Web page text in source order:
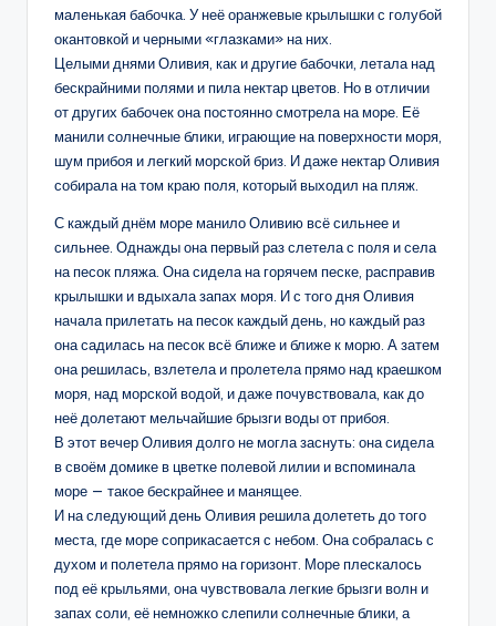
маленькая бабочка. У неё оранжевые крылышки с голубой
окантовкой и черными «глазками» на них.
Целыми днями Оливия, как и другие бабочки, летала над
бескрайними полями и пила нектар цветов. Но в отличии
от других бабочек она постоянно смотрела на море. Её
манили солнечные блики, играющие на поверхности моря,
шум прибоя и легкий морской бриз. И даже нектар Оливия
собирала на том краю поля, который выходил на пляж.
С каждый днём море манило Оливию всё сильнее и
сильнее. Однажды она первый раз слетела с поля и села
на песок пляжа. Она сидела на горячем песке, расправив
крылышки и вдыхала запах моря. И с того дня Оливия
начала прилетать на песок каждый день, но каждый раз
она садилась на песок всё ближе и ближе к морю. А затем
она решилась, взлетела и пролетела прямо над краешком
моря, над морской водой, и даже почувствовала, как до
неё долетают мельчайшие брызги воды от прибоя.
В этот вечер Оливия долго не могла заснуть: она сидела
в своём домике в цветке полевой лилии и вспоминала
море — такое бескрайнее и манящее.
И на следующий день Оливия решила долететь до того
места, где море соприкасается с небом. Она собралась с
духом и полетела прямо на горизонт. Море плескалось
под её крыльями, она чувствовала легкие брызги волн и
запах соли, её немножко слепили солнечные блики, а